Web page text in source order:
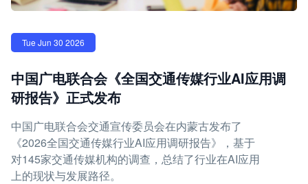
Tue Jun 30 2026
中国广电联合会《全国交通传媒行业AI应用调
研报告》正式发布
中国广电联合会交通宣传委员会在内蒙古发布了
《2026全国交通传媒行业AI应用调研报告》，基于
对145家交通传媒机构的调查，总结了行业在AI应用
上的现状与发展路径。